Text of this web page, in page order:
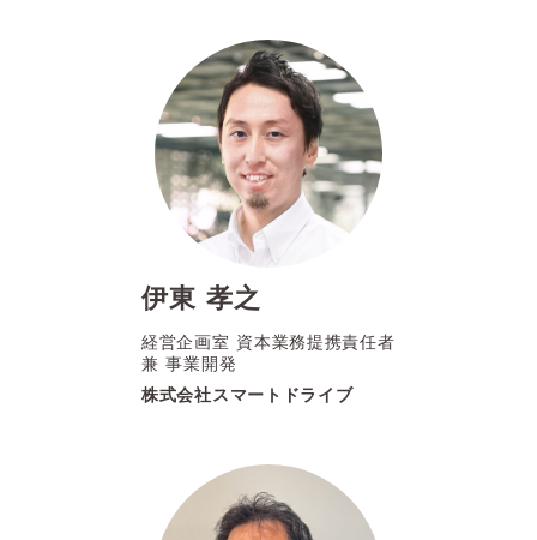
伊東 孝之
経営企画室 資本業務提携責任者
兼 事業開発
株式会社スマートドライブ